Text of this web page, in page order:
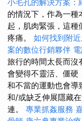
小毛孔的解決方案：
的情況下，作為一種
起，肌肉緊張，這種
疼痛。 如何找到附
案的數位行銷夥伴
旅行的時間太長而沒
會變得不靈活、僵硬
和不當的運動也會導
和/或缺乏伸展隱藏
連。 專業抓姦服務